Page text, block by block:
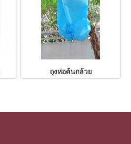
ถุงห่อต้นกล้วย